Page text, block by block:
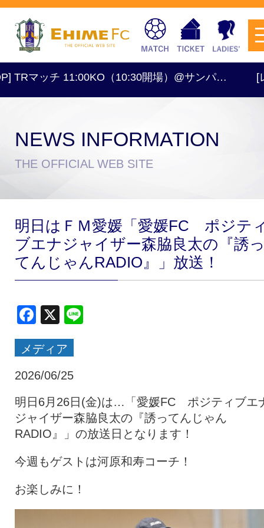
試合日程・結果 アクセス
クラブ・会社情報 レディース
ファンクラブ
チケットを購入
トップチーム アカデミー
スポンサー
特設ページ
マッチ 11:00KO（10:30開場）@サンパ… [レデ
NEWS INFORMATION
THE OFFICIAL WEB SITE
明日はＦＭ愛媛「愛媛FC ポジテ
ブエナジャイザー森脇良太の『誘
てんじゃんRADIO』」放送！
Facebook
X
メディア
2026/06/25
明日6月26日(金)は…「愛媛FC ポジティブエ
ジャイザー森脇良太の『誘ってんじゃん
RADIO』」の放送日となります！
今週もゲストは河原和寿コーチ！
お楽しみに！